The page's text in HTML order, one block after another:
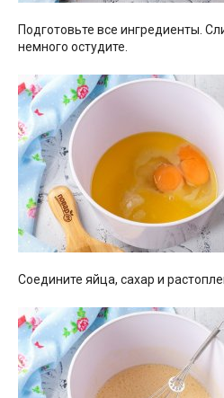
Подготовьте все ингредиенты.
немного остудите.
Соедините яйца, сахар и